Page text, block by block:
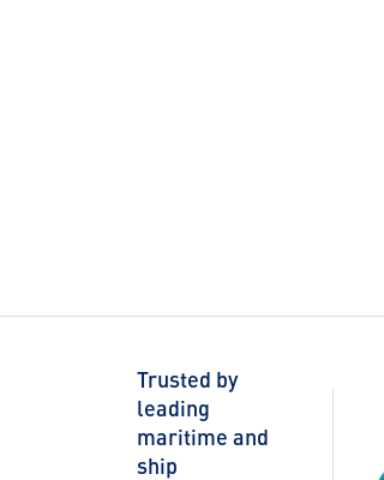
Trusted by
leading
maritime and
ship